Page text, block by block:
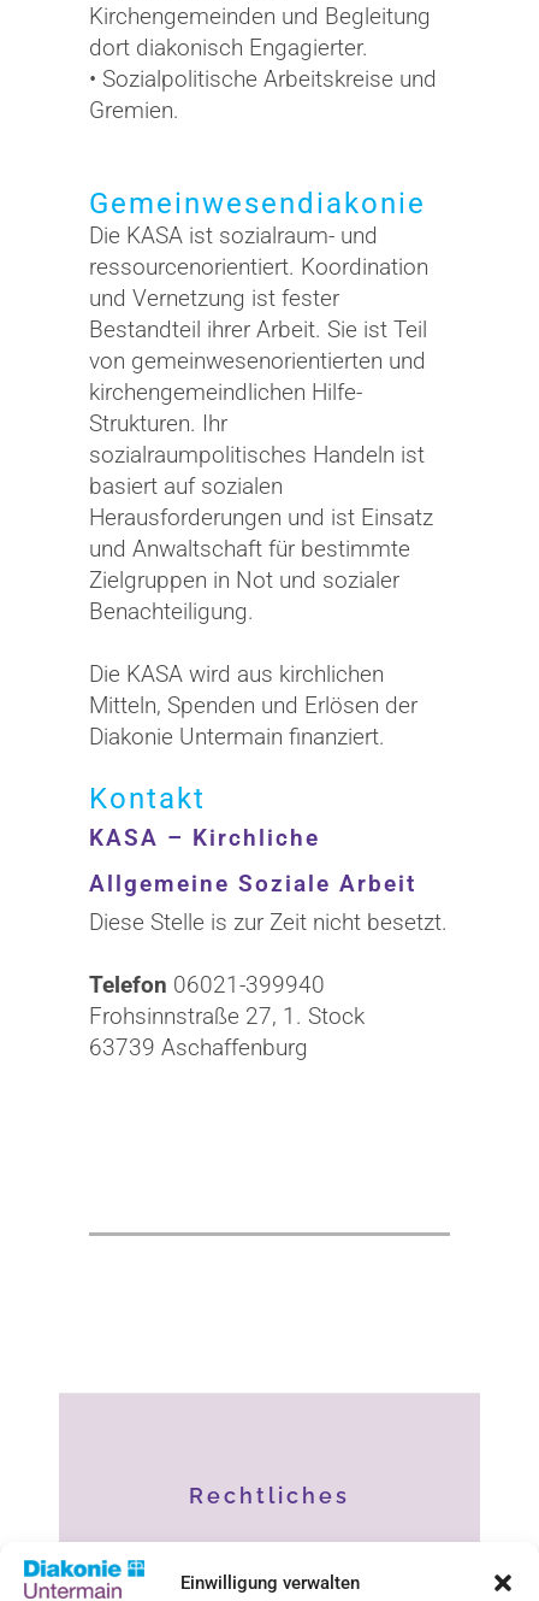
Einwilligung verwalten
Kirchengemeinden und Begleitung
dort diakonisch Engagierter.
• Sozialpolitische Arbeitskreise und
Gremien.
Gemeinwesendiakonie
Die KASA ist sozialraum- und
ressourcenorientiert. Koordination
und Vernetzung ist fester
Bestandteil ihrer Arbeit. Sie ist Teil
von gemeinwesenorientierten und
kirchengemeindlichen Hilfe-
Strukturen. Ihr
sozialraumpolitisches Handeln ist
basiert auf sozialen
Herausforderungen und ist Einsatz
und Anwaltschaft für bestimmte
Zielgruppen in Not und sozialer
Benachteiligung.
Die KASA wird aus kirchlichen
Mitteln, Spenden und Erlösen der
Diakonie Untermain finanziert.
Kontakt
KASA – Kirchliche
Allgemeine Soziale Arbeit
Diese Stelle is zur Zeit nicht besetzt.
Telefon 06021-399940
Frohsinnstraße 27, 1. Stock
63739 Aschaffenburg
Rechtliches